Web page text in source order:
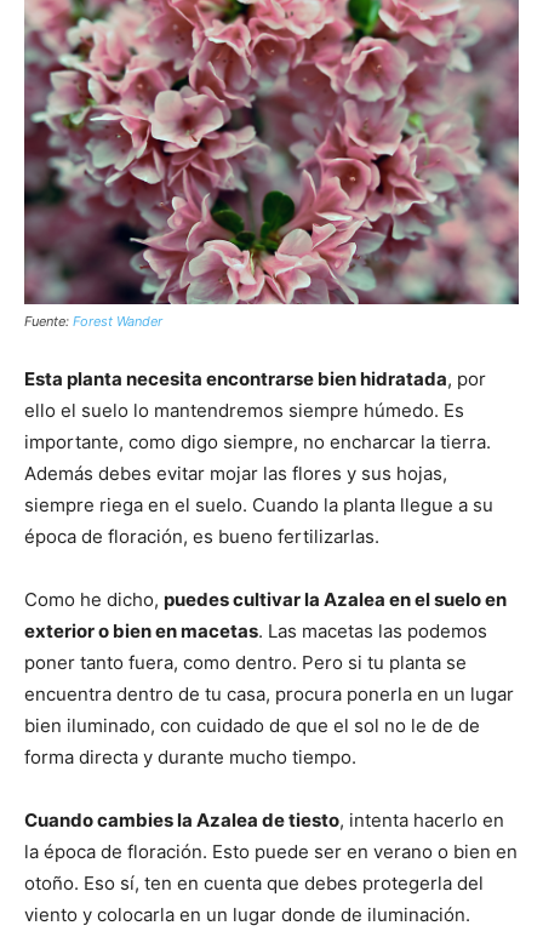
Fuente: Forest Wander
Esta planta necesita encontrarse bien hidratada, por
ello el suelo lo mantendremos siempre húmedo. Es
importante, como digo siempre, no encharcar la tierra.
Además debes evitar mojar las flores y sus hojas,
siempre riega en el suelo. Cuando la planta llegue a su
época de floración, es bueno fertilizarlas.
Como he dicho, puedes cultivar la Azalea en el suelo en
exterior o bien en macetas. Las macetas las podemos
poner tanto fuera, como dentro. Pero si tu planta se
encuentra dentro de tu casa, procura ponerla en un lugar
bien iluminado, con cuidado de que el sol no le de de
forma directa y durante mucho tiempo.
Cuando cambies la Azalea de tiesto, intenta hacerlo en
la época de floración. Esto puede ser en verano o bien en
otoño. Eso sí, ten en cuenta que debes protegerla del
viento y colocarla en un lugar donde de iluminación.